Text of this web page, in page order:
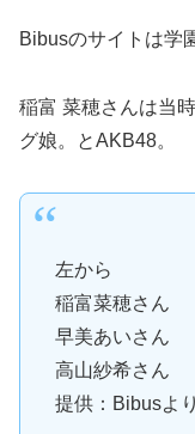
Bibusのサイトは学
稲富 菜穂さんは当
グ娘。とAKB48。
左から
稲富菜穂さん
早美あいさん
高山紗希さん
提供：Bibusよ